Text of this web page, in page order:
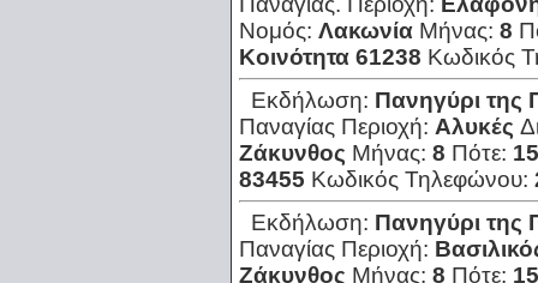
Νομός: Λακωνία Μήνας: 8
Κοινότητα 61238 Κωδικός
Εκδήλωση: Πανηγύρι της
Παναγίας Περιοχή: Αλυκές
Ζάκυνθος Μήνας: 8 Πότε: 15
83455 Κωδικός Τηλεφώνου:
Εκδήλωση: Πανηγύρι της
Παναγίας Περιοχή:
Ζάκυνθος Μήνας: 8 Πότε: 15